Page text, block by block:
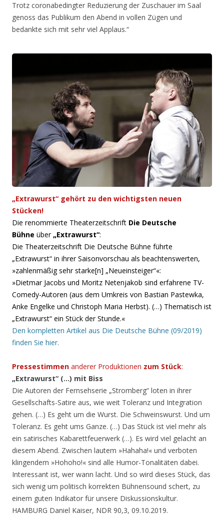
Trotz coronabedingter Reduzierung der Zuschauer im Saal
genoss das Publikum den Abend in vollen Zügen und
bedankte sich mit sehr viel Applaus.“
„Extrawurst“ gehört zu den wichtigsten neuen
Stücken!
Die renommierte Theaterzeitschrift Die Deutsche
Bühne über„Extrawurst“:
Die Theaterzeitschrift Die Deutsche Bühne führte
„Extrawurst“ in ihrer Saisonvorschau als beachtenswerten,
»zahlenmäßig sehr starke[n] „Neueinsteiger“«:
»Dietmar Jacobs und Moritz Netenjakob sind erfahrene TV-
Comedy-Autoren (aus dem Umkreis von Bastian Pastewka,
Anke Engelke und Christoph Maria Herbst). (…) Thematisch ist
„Extrawurst“ ein Stück der Stunde.«
Den kompletten Artikel aus Die Deutsche Bühne (09/2019)
finden Sie hier.
Pressestimmen anderer Produktionen zum Stück:
„Extrawurst“ (…) mit Biss
Die Autoren der Fernsehserie „Stromberg“ loten in ihrer
Gesellschafts-Satire aus, wie weit Toleranz und Integration
gehen. (…) Es geht um die Wurst. Die Schweinswurst. Und um
Toleranz. Es geht ums Ganze. (…) Das Stück ist viel mehr als
ein satirisches Kabarettfeuerwerk (…). Es wird viel gelacht an
diesem Abend. Zwischen lautem »Hahaha!« und verboten
klingendem »Hohoho!« sind alle Humor-Tonalitäten dabei.
Interessant ist, wer wann lacht. Und so wird dieses Stück, das
sich wenig um politisch korrekten Bühnensound schert, zu
einem guten Indikator für unsere Diskussionskultur.
HAMBURG Daniel Kaiser, NDR 90,3, 09.10.2019.